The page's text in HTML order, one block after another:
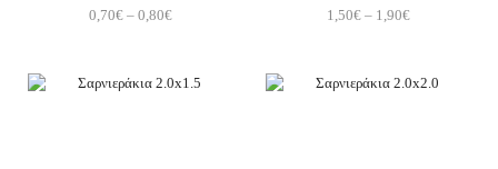
0,70€ – 0,80€
1,50€ – 1,90€